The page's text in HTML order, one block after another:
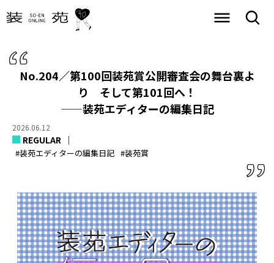
No.204／第100回装苑賞公開審査会の舞台裏よ
り そして第101回へ！
——装苑エディターの編集日記
2026.06.12
REGULAR
#装苑エディターの編集日記 #装苑賞